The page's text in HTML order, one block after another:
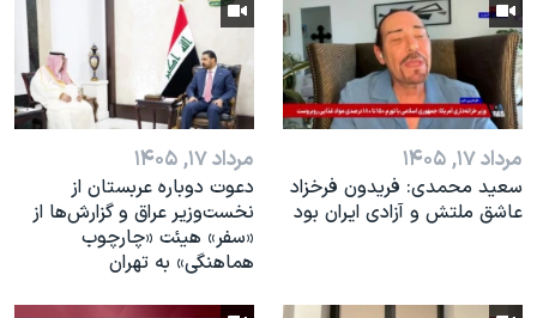
مرداد ۱۷, ۱۴۰۵
سعید محمدی: فریدون فرخزاد
عاشق ملتش و آزادی ایران بود
مرداد ۱۷, ۱۴۰۵
دعوت دوباره عربستان از
نخست‌وزیر عراق و گزارش‌ها از
«سفر» هیئت «چارچوب
هماهنگی» به تهران